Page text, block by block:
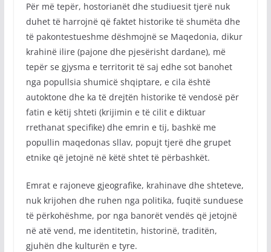
Për më tepër, hostorianët dhe studiuesit tjerë nuk
duhet të harrojnë që faktet historike të shumëta dhe
të pakontestueshme dëshmojnë se Maqedonia, dikur
krahinë ilire (pajone dhe pjesërisht dardane), më
tepër se gjysma e territorit të saj edhe sot banohet
nga popullsia shumicë shqiptare, e cila është
autoktone dhe ka të drejtën historike të vendosë për
fatin e këtij shteti (krijimin e të cilit e diktuar
rrethanat specifike) dhe emrin e tij, bashkë me
popullin maqedonas sllav, popujt tjerë dhe grupet
etnike që jetojnë në këtë shtet të përbashkët.
Emrat e rajoneve gjeografike, krahinave dhe shteteve,
nuk krijohen dhe ruhen nga politika, fuqitë sunduese
të përkohëshme, por nga banorët vendës që jetojnë
në atë vend, me identitetin, historinë, traditën,
gjuhën dhe kulturën e tyre.